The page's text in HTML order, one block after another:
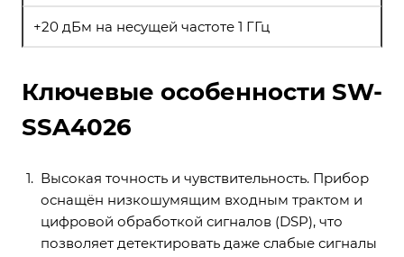
+20 дБм на несущей частоте 1 ГГц
Ключевые особенности SW-
SSA4026
Высокая точность и чувствительность. Прибор
оснащён низкошумящим входным трактом и
цифровой обработкой сигналов (DSP), что
позволяет детектировать даже слабые сигналы